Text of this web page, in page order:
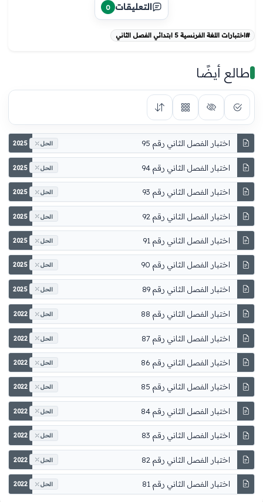
التعليقات 0
#اختبارات اللغة الفرنسية 5 ابتدائي الفصل الثاني
طالع أيضًا
اختبار الفصل الثاني رقم 95 2025 الحل
اختبار الفصل الثاني رقم 94 2025 الحل
اختبار الفصل الثاني رقم 93 2025 الحل
اختبار الفصل الثاني رقم 92 2025 الحل
اختبار الفصل الثاني رقم 91 2025 الحل
اختبار الفصل الثاني رقم 90 2025 الحل
اختبار الفصل الثاني رقم 89 2025 الحل
اختبار الفصل الثاني رقم 88 2022 الحل
اختبار الفصل الثاني رقم 87 2022 الحل
اختبار الفصل الثاني رقم 86 2022 الحل
اختبار الفصل الثاني رقم 85 2022 الحل
اختبار الفصل الثاني رقم 84 2022 الحل
اختبار الفصل الثاني رقم 83 2022 الحل
اختبار الفصل الثاني رقم 82 2022 الحل
اختبار الفصل الثاني رقم 81 2022 الحل